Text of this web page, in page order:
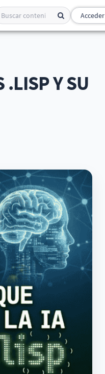
Acceder
.LISP Y SU